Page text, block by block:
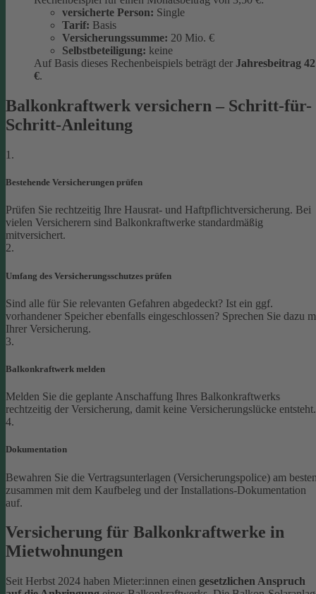
versicherte Person: Single
Tarif: Basis
Versicherungssumme: 20 Mio. €
Selbstbeteiligung: keine
Auf Basis dieses Rechenbeispiels beträgt der Jahresbeitrag 42
€.
Balkonkraftwerk versichern – Schritt-für-
Schritt-Anleitung
1.
Bestehende Versicherungen prüfen
Prüfen Sie rechtzeitig Ihre Hausrat- und Haftpflichtversicherung. Bei
vielen Versicherern sind Balkonkraftwerke standardmäßig
mitversichert.
2.
Umfang des Versicherungsschutzes prüfen
Sind alle für Sie relevanten Gefahren abgedeckt? Ist ein ggf.
vorhandener Speicher ebenfalls eingeschlossen? Sprechen Sie dazu
Ihrer Versicherung.
3.
Balkonkraftwerk melden
Melden Sie die geplante Anschaffung Ihres Balkonkraftwerks
rechtzeitig der Versicherung, damit keine Versicherungslücke entsteht.
4.
Dokumentation
Bewahren Sie die Vertragsunterlagen (Versicherungspolice) am
zusammen mit dem Kaufbeleg und der Installations-Dokumentation
auf.
Versicherung für Balkonkraftwerke in
Mietwohnungen
Seit Herbst 2024 haben Mieter:innen einen gesetzlichen Anspruch